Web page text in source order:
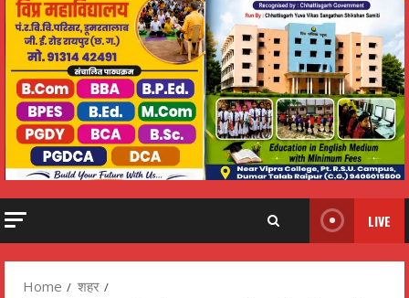
LIVE
Home
शहर